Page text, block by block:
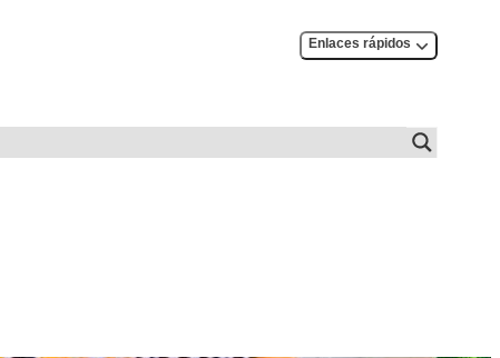
Enlaces rápidos